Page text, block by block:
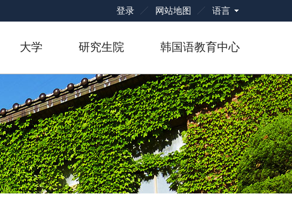
登录 网站地图 语言
大学 研究生院 韩国语教育中心